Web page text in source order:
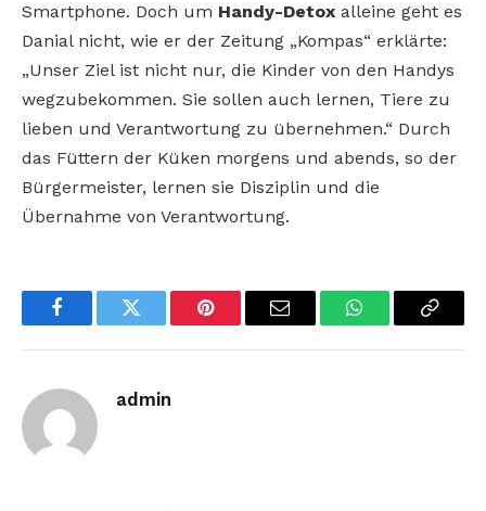
Smartphone. Doch um Handy-Detox alleine geht es
Danial nicht, wie er der Zeitung „Kompas“ erklärte:
„Unser Ziel ist nicht nur, die Kinder von den Handys
wegzubekommen. Sie sollen auch lernen, Tiere zu
lieben und Verantwortung zu übernehmen.“ Durch
das Füttern der Küken morgens und abends, so der
Bürgermeister, lernen sie Disziplin und die
Übernahme von Verantwortung.
FacebookTwitter Pinterest Email WhatsAppCopy
admin